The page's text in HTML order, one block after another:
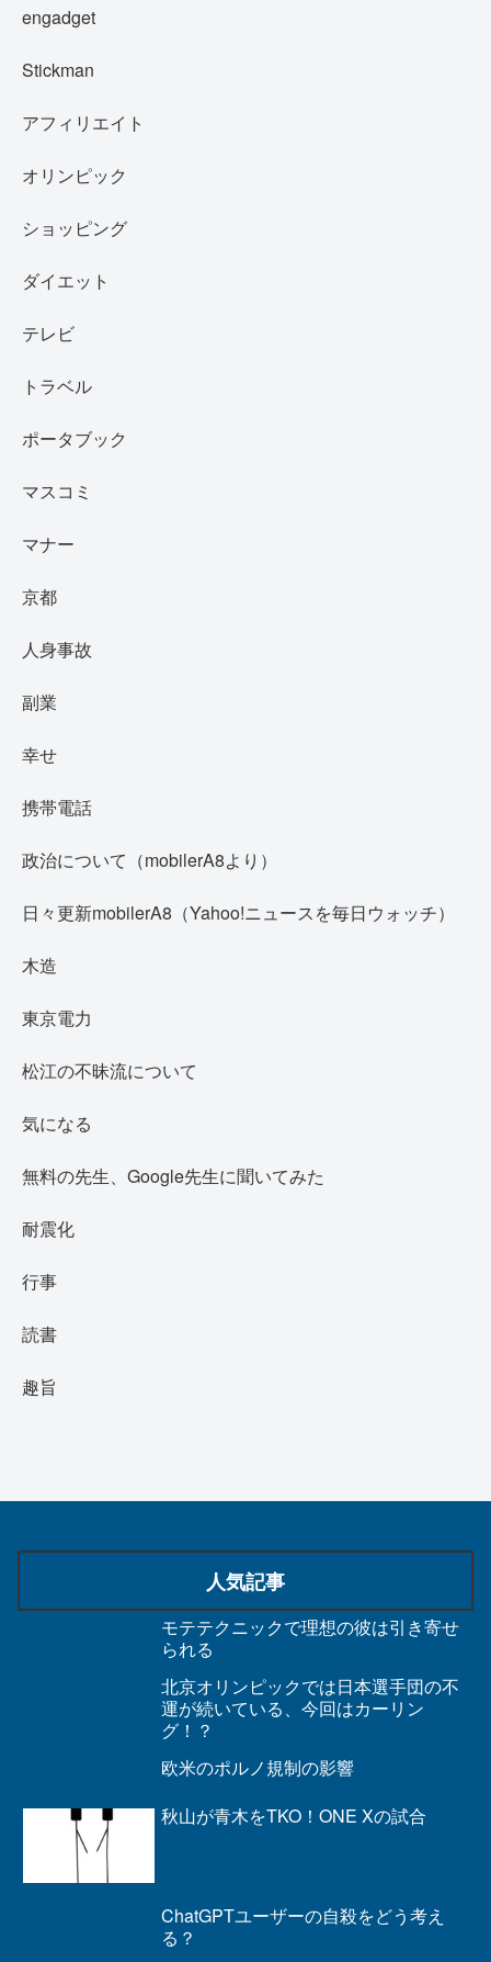
engadget
Stickman
アフィリエイト
オリンピック
ショッピング
ダイエット
テレビ
トラベル
ポータブック
マスコミ
マナー
京都
人身事故
副業
幸せ
携帯電話
政治について（mobilerA8より）
日々更新mobilerA8（Yahoo!ニュースを毎日ウォッチ）
木造
東京電力
松江の不昧流について
気になる
無料の先生、Google先生に聞いてみた
耐震化
行事
読書
趣旨
人気記事
モテテクニックで理想の彼は引き寄せ
られる
北京オリンピックでは日本選手団の不
運が続いている、今回はカーリン
グ！？
欧米のポルノ規制の影響
秋山が青木をTKO！ONE Xの試合
ChatGPTユーザーの自殺をどう考え
る？